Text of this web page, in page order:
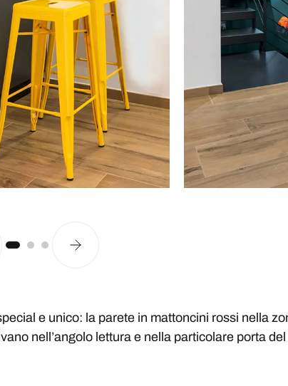
e unico: la parete in mattoncini rossi nella
nell’angolo lettura e nella particolare porta